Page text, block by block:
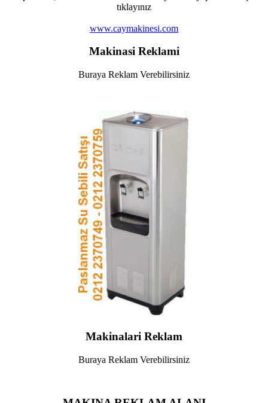
tıklayınız
www.caymakinesi.com
Makinasi Reklami
Buraya Reklam Verebilirsiniz
Makinalari Reklam
Buraya Reklam Verebilirsiniz